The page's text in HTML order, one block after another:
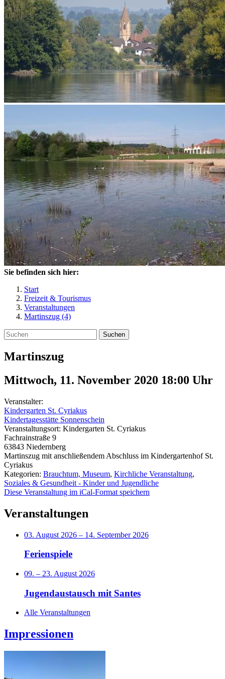
Sie befinden sich hier:
Start
Freizeit & Tourismus
Veranstaltungen
Martinszug (4)
Suchen
Martinszug
Mittwoch, 11. November 2020 18:00 Uhr
Veranstalter:
Kindergarten St. Cyriakus
Kindertagesstätte Sonnenschein
Veranstaltungsort: Kindergarten St. Cyriakus
Fachrainstraße 9
63843 Niedernberg
Martinszug mit anschließendem Abschluss im Kindergartenhof St.
Cyriakus
Kategorien: Brauchtum, Museum, Kirchliche Veranstaltung,
Soziales & Gesundheit - Kinder und Jugendliche
Diese Veranstaltung im iCal-Format speichern
Veranstaltungen
03. August 2026 – 14. September 2026
Ferienspiele
09. – 23. August 2026
Jugendaustausch mit Santes
Alle Veranstaltungen
Impressionen